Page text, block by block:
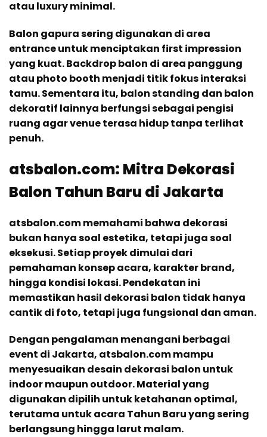
atau luxury minimal.
Balon gapura sering digunakan di area
entrance untuk menciptakan first impression
yang kuat. Backdrop balon di area panggung
atau photo booth menjadi titik fokus interaksi
tamu. Sementara itu, balon standing dan balon
dekoratif lainnya berfungsi sebagai pengisi
ruang agar venue terasa hidup tanpa terlihat
penuh.
atsbalon.com: Mitra Dekorasi
Balon Tahun Baru di Jakarta
atsbalon.com memahami bahwa dekorasi
bukan hanya soal estetika, tetapi juga soal
eksekusi. Setiap proyek dimulai dari
pemahaman konsep acara, karakter brand,
hingga kondisi lokasi. Pendekatan ini
memastikan hasil dekorasi balon tidak hanya
cantik di foto, tetapi juga fungsional dan aman.
Dengan pengalaman menangani berbagai
event di Jakarta, atsbalon.com mampu
menyesuaikan desain dekorasi balon untuk
indoor maupun outdoor. Material yang
digunakan dipilih untuk ketahanan optimal,
terutama untuk acara Tahun Baru yang sering
berlangsung hingga larut malam.